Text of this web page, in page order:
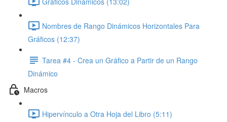
Nombres de Rango Dinámicos Horizontales Para
Gráficos (12:37)
Tarea #4 - Crea un Gráfico a Partir de un Rango
Dinámico
Macros
Hipervínculo a Otra Hoja del Libro (5:11)